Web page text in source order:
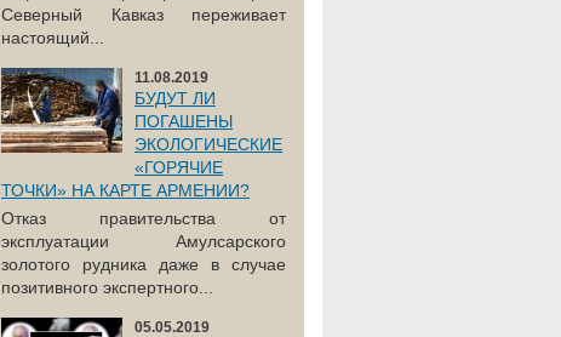
Северный Кавказ переживает
настоящий...
11.08.2019
БУДУТ ЛИ
ПОГАШЕНЫ
ЭКОЛОГИЧЕСКИЕ
«ГОРЯЧИЕ
ТОЧКИ» НА КАРТЕ АРМЕНИИ?
Отказ правительства от
эксплуатации Амулсарского
золотого рудника даже в случае
позитивного экспертного...
05.05.2019